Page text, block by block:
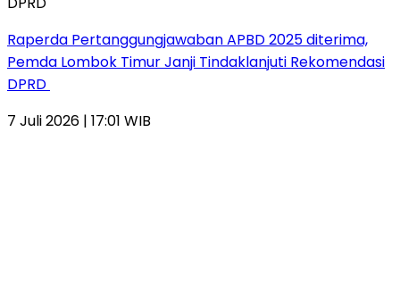
Raperda Pertanggungjawaban APBD 2025 diterima,
Pemda Lombok Timur Janji Tindaklanjuti Rekomendasi
DPRD
7 Juli 2026 | 17:01 WIB